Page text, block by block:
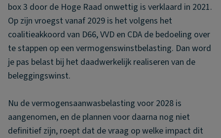
box 3 door de Hoge Raad onwettig is verklaard in 2021.
Op zijn vroegst vanaf 2029 is het volgens het
coalitieakkoord van D66, VVD en CDA de bedoeling over
te stappen op een vermogenswinstbelasting. Dan word
je pas belast bij het daadwerkelijk realiseren van de
beleggingswinst.
Nu de vermogensaanwasbelasting voor 2028 is
aangenomen, en de plannen voor daarna nog niet
definitief zijn, roept dat de vraag op welke impact dit